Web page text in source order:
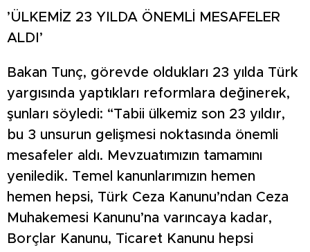
’ÜLKEMİZ 23 YILDA ÖNEMLİ MESAFELER
ALDI’
Bakan Tunç, görevde oldukları 23 yılda Türk
yargısında yaptıkları reformlara değinerek,
şunları söyledi: “Tabii ülkemiz son 23 yıldır,
bu 3 unsurun gelişmesi noktasında önemli
mesafeler aldı. Mevzuatımızın tamamını
yeniledik. Temel kanunlarımızın hemen
hemen hepsi, Türk Ceza Kanunu’ndan Ceza
Muhakemesi Kanunu’na varıncaya kadar,
Borçlar Kanunu, Ticaret Kanunu hepsi